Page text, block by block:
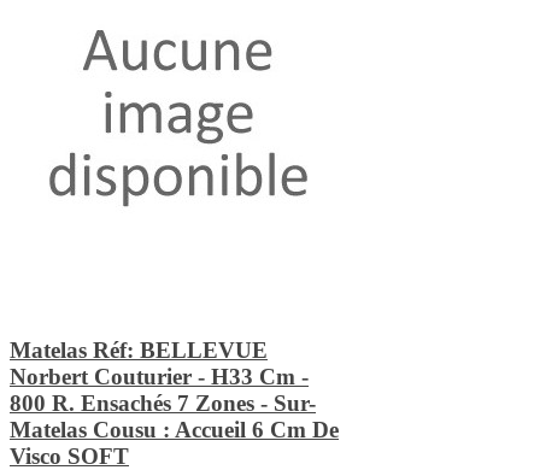
Matelas Réf: BELLEVUE
Norbert Couturier - H33 Cm -
800 R. Ensachés 7 Zones - Sur-
Matelas Cousu : Accueil 6 Cm De
Visco SOFT